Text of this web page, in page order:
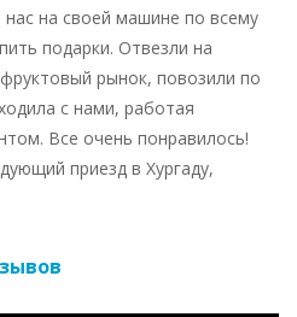
на своей машине по всему
подарки. Отвезли на
рынок, повозили по
с нами, работая
Все очень понравилось!
приезд в Хургаду,